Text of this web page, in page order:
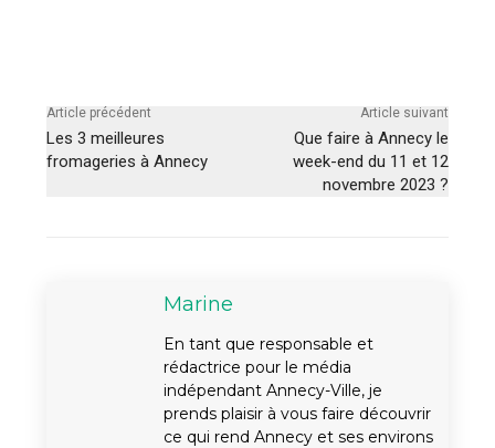
Article précédent
Les 3 meilleures
fromageries à Annecy
Article suivant
Que faire à Annecy le
week-end du 11 et 12
novembre 2023 ?
Marine
En tant que responsable et
rédactrice pour le média
indépendant Annecy-Ville, je
prends plaisir à vous faire découvrir
ce qui rend Annecy et ses environs